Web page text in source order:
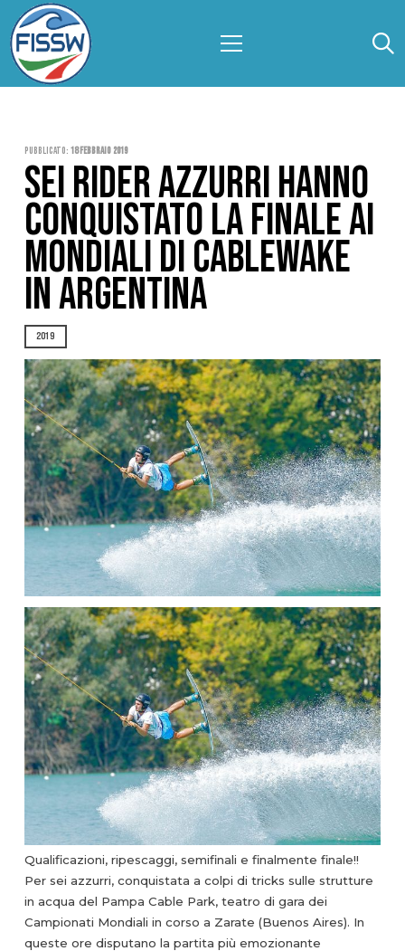
Pubblicato: 18 Febbraio 2019
SEI RIDER AZZURRI HANNO
CONQUISTATO LA FINALE AI
MONDIALI DI CABLEWAKE
IN ARGENTINA
2019
Qualificazioni, ripescaggi, semifinali e finalmente finale!!
Per sei azzurri, conquistata a colpi di tricks sulle strutture
in acqua del Pampa Cable Park, teatro di gara dei
Campionati Mondiali in corso a Zarate (Buenos Aires). In
queste ore disputano la partita più emozionante